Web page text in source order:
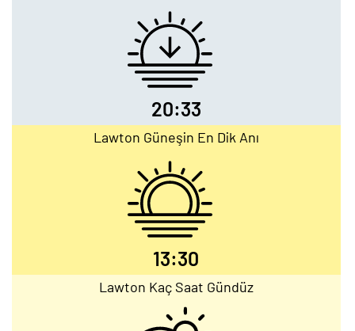
20:33
Lawton Güneşin En Dik Anı
13:30
Lawton Kaç Saat Gündüz